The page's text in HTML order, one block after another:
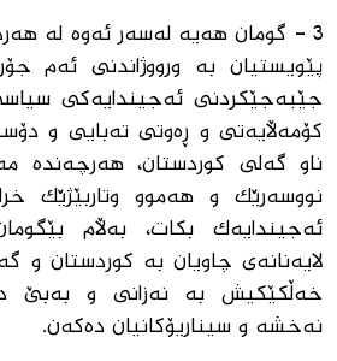
3 - گومان هەیە لەسەر ئەوە له‌
پێویستیان بە ورووژاندنی ئەم
جێبەجێکردنی ئەجیندایەکی
کۆمەڵایەتی و ڕەوتی تەبایی و
ناو گەلی کوردستان، هەرچەندە
نووسەرێک و هەموو وتاربێژێک
ئەجیندایەک بکات، بەڵام
لایەنانەی چاویان بە کوردستان و
خەڵکێکیش بە نەزانی و بەبێ
نەخشە و سیناریۆکانیان دەکەن.